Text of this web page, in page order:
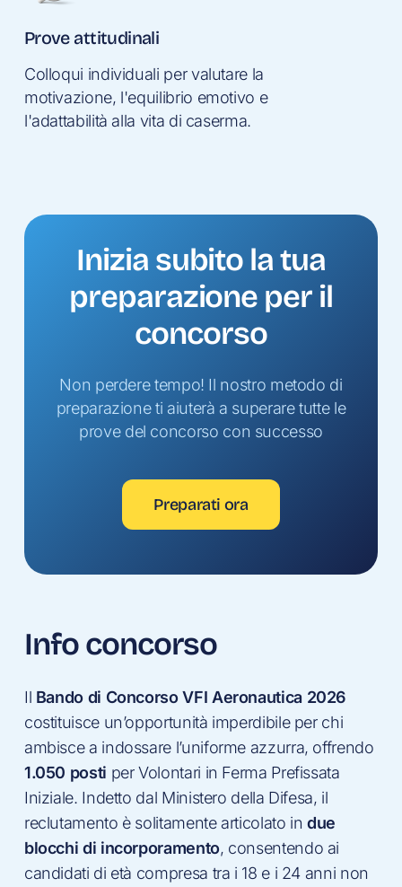
Prove attitudinali
Colloqui individuali per valutare la
motivazione, l'equilibrio emotivo e
l'adattabilità alla vita di caserma.
Inizia subito la tua
preparazione per il
concorso
Non perdere tempo! Il nostro metodo di
preparazione ti aiuterà a superare tutte le
prove del concorso con successo
Preparati ora
Info concorso
Il Bando di Concorso VFI Aeronautica 2026
costituisce un’opportunità imperdibile per chi
ambisce a indossare l’uniforme azzurra, offrendo
1.050 posti per Volontari in Ferma Prefissata
Iniziale. Indetto dal Ministero della Difesa, il
reclutamento è solitamente articolato indue
blocchi di incorporamento, consentendo ai
candidati di età compresa tra i 18 e i 24 anni non